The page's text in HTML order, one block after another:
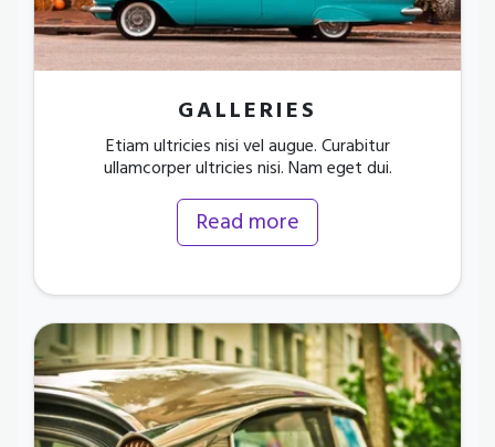
GALLERIES
Etiam ultricies nisi vel augue. Curabitur
ullamcorper ultricies nisi. Nam eget dui.
Read more